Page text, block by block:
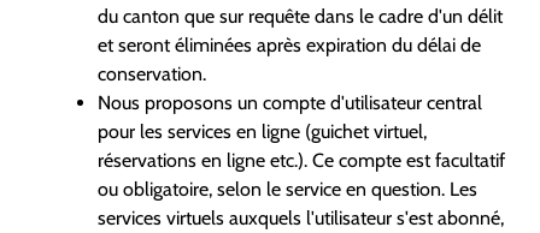
du canton que sur requête dans le cadre d'un délit
et seront éliminées après expiration du délai de
conservation.
Nous proposons un compte d'utilisateur central
pour les services en ligne (guichet virtuel,
réservations en ligne etc.). Ce compte est facultatif
ou obligatoire, selon le service en question. Les
services virtuels auxquels l'utilisateur s'est abonné,